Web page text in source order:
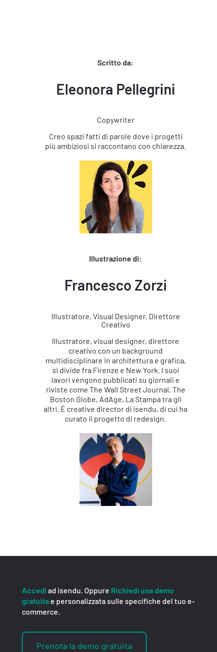
Scritto da:
Eleonora Pellegrini
Copywriter
Creo spazi fatti di parole dove i progetti
più ambiziosi si raccontano con chiarezza.
Illustrazione di:
Francesco Zorzi
Illustratore, Visual Designer, Direttore
Creativo
Illustratore, visual designer, direttore
creativo con un background
multidisciplinare in architettura e grafica,
si divide fra Firenze e New York. I suoi
lavori vengono pubblicati su giornali e
riviste come The Wall Street Journal, The
Boston Globe, AdAge, La Stampa tra gli
altri. È creative director di isendu, di cui ha
curato il progetto di redesign.
Accedi ad isendu. Oppure Richiedi una demo
gratuita e personalizzata sulle specifiche del tuo e-
commerce.
Prenota la demo gratuita